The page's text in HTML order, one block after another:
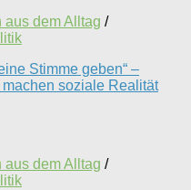
aus dem Alltag /
Stimme geben“ –
soziale Realität
aus dem Alltag /